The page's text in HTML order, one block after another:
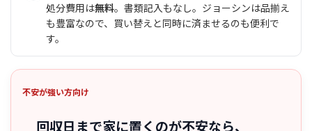
処分費用は無料。書類記入もなし。ジョーシンは品揃え
も豊富なので、買い替えと同時に済ませるのも便利で
す。
不安が強い方向け
回収日まで家に置くのが不安なら、